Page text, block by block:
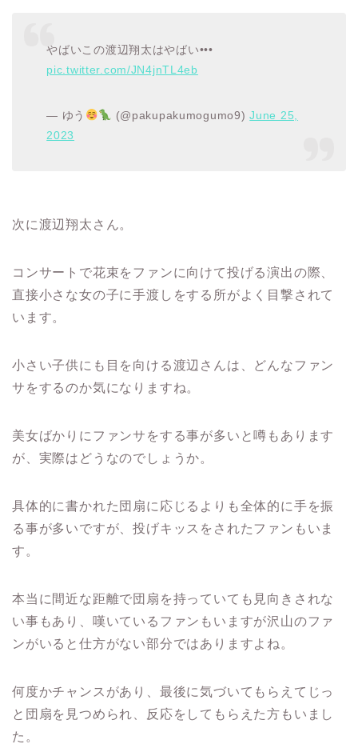
やばいこの渡辺翔太はやばい•••
pic.twitter.com/JN4jnTL4eb
— ゆう (@pakupakumogumo9)June 25,
2023
次に渡辺翔太さん。
コンサートで花束をファンに向けて投げる演出の際、
直接小さな女の子に手渡しをする所がよく目撃されて
います。
小さい子供にも目を向ける渡辺さんは、どんなファン
サをするのか気になりますね。
美女ばかりにファンサをする事が多いと噂もあります
が、実際はどうなのでしょうか。
具体的に書かれた団扇に応じるよりも全体的に手を振
る事が多いですが、投げキッスをされたファンもいま
す。
本当に間近な距離で団扇を持っていても見向きされな
い事もあり、嘆いているファンもいますが沢山のファ
ンがいると仕方がない部分ではありますよね。
何度かチャンスがあり、最後に気づいてもらえてじっ
と団扇を見つめられ、反応をしてもらえた方もいまし
た。